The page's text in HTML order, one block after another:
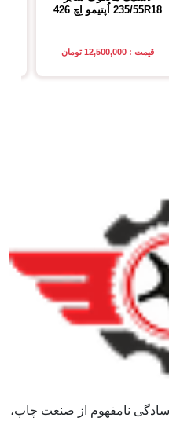
235/55R18 اُپتیمو اِچ 426
قیمت : 12,500,000 تومان
سادگی نامفهوم از صنعت چاپ،